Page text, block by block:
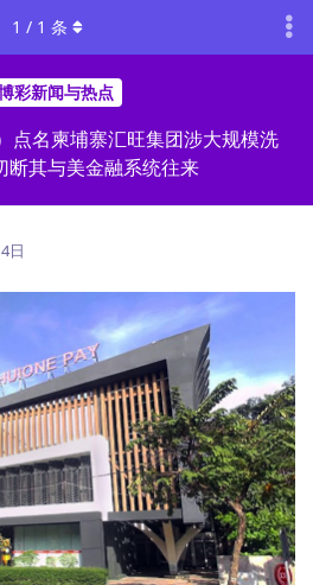
彩新闻与热点
点名柬埔寨汇旺集团涉大规模洗
断其与美金融系统往来
1 / 1 条
日